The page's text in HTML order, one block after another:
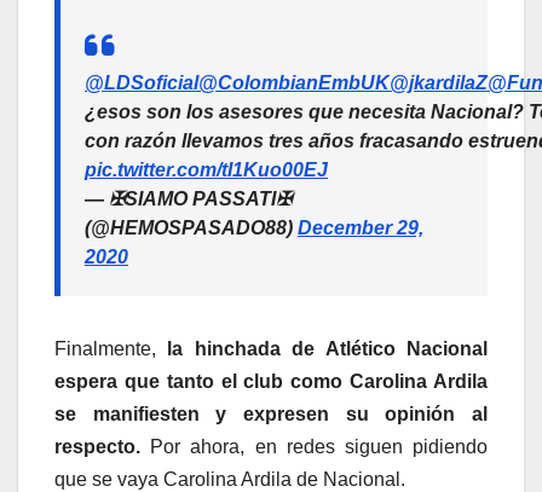
@LDSoficial@ColombianEmbUK@jkardilaZ
¿esos son los asesores que necesita Nacional?
con razón llevamos tres años fracasando
pic.twitter.com/tI1Kuo00EJ
— ✠SIAMO PASSATI✠
(@HEMOSPASADO88) December 29,
2020
Finalmente,
la hinchada de Atlético Nacional
espera que tanto el club como Carolina Ardila
se manifiesten y expresen su opinión al
respecto. Por ahora, en redes siguen pidiendo
que se vaya Carolina Ardila de Nacional.